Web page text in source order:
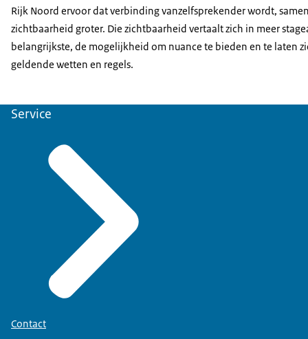
Rijk Noord ervoor dat verbinding vanzelfsprekender wordt,
zichtbaarheid groter. Die zichtbaarheid vertaalt zich in meer
belangrijkste, de mogelijkheid om nuance te bieden en te laten
geldende wetten en regels.
Service
Contact